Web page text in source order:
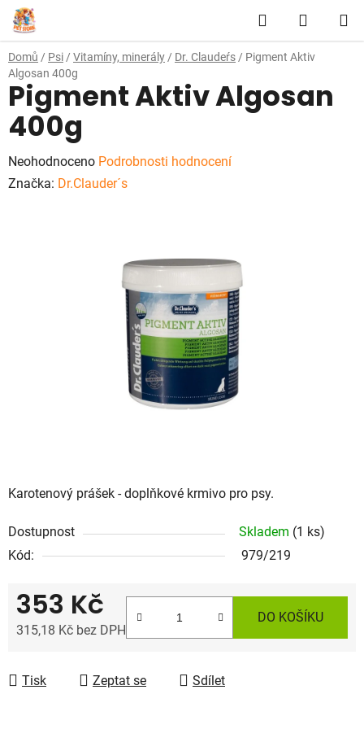
Přejít
na
obsah
Hledat
KOŠÍK
Domů / Psi / Vitamíny, minerály / Dr. Claudeŕs / Pigment Aktiv
Algosan 400g
Karotenový prášek - doplňkové krmivo pro psy.
Dostupnost Skladem (1 ks)
Kód:
979/219
353 Kč
315,18 Kč bez DPH
DO KOŠÍKU
Tisk Zeptat se Sdílet
Pigment Aktiv Algosan
400g
Průměrné
hodnocení
Neohodnoceno Podrobnosti hodnocení
Značka: Dr.Clauder´s